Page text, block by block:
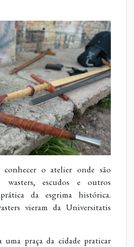
conhecer o atelier onde são
wasters, escudos e outros
da esgrima histórica.
vieram da Universitatis
uma praça da cidade praticar